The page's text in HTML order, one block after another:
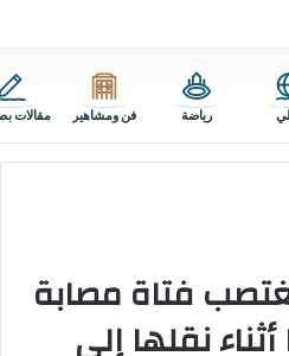
رياضة فن ومشاهير مقالات
فتاة مصابة
نقلها إلى